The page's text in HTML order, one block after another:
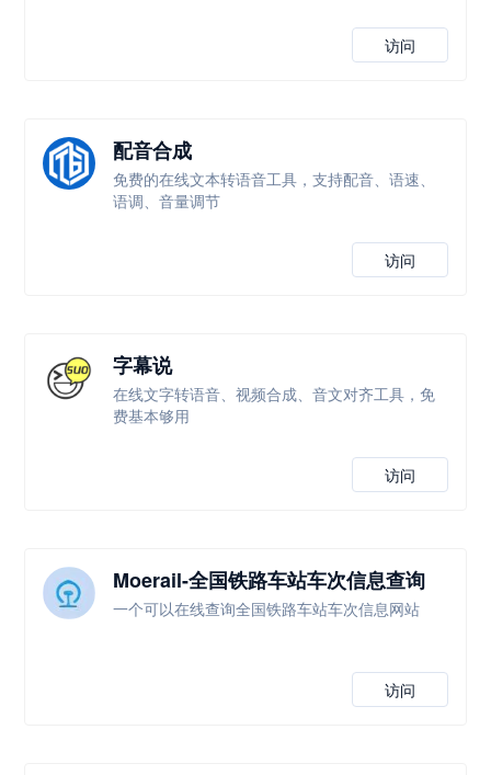
访问
配音合成
免费的在线文本转语音工具，支持配音、语速、
语调、音量调节
访问
字幕说
在线文字转语音、视频合成、音文对齐工具，免
费基本够用
访问
Moerail-全国铁路车站车次信息查询
一个可以在线查询全国铁路车站车次信息网站
访问